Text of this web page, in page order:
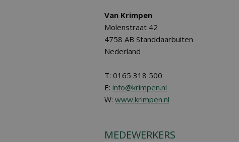
Van Krimpen
Molenstraat 42
4758 AB Standdaarbuiten
Nederland
T: 0165 318 500
E: info@krimpen.nl
W: www.krimpen.nl
MEDEWERKERS